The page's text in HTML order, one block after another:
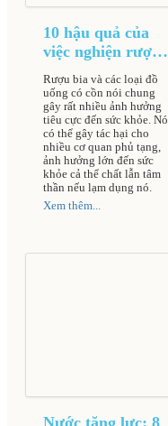
10 hậu quả của
việc nghiện rượu
bia đối với cơ thể
Rượu bia và các loại đồ
uống có cồn nói chung
gây rất nhiều ảnh hưởng
tiêu cực đến sức khỏe. Nó
có thể gây tác hại cho
nhiều cơ quan phủ tạng,
ảnh hưởng lớn đến sức
khỏe cả thể chất lẫn tâm
thần nếu lạm dụng nó.
Xem thêm...